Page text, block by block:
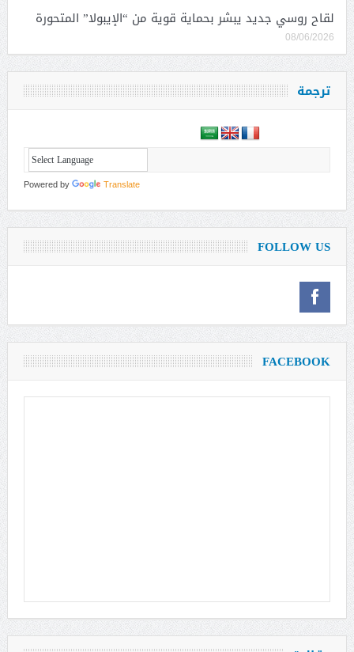
لقاح روسي جديد يبشر بحماية قوية من “الإيبولا” المتحورة
08/06/2026
ترجمة
Powered by Translate
FOLLOW US
FACEBOOK